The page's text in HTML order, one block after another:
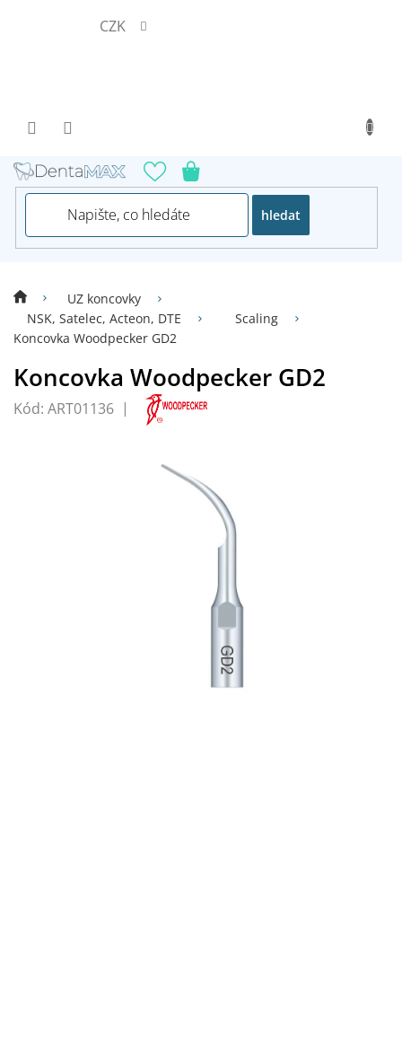
CZK
hledat
UZ koncovky
NSK, Satelec, Acteon, DTE
Scaling
Koncovka Woodpecker GD2
Koncovka Woodpecker GD2
Kód: ART01136